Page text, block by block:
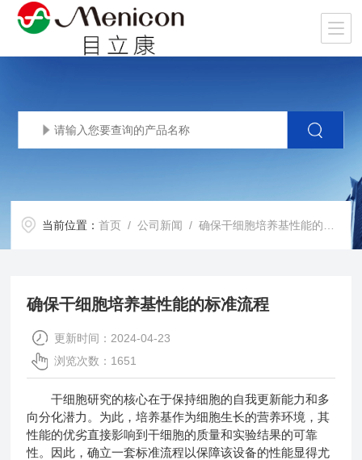
当前位置：首页 /公司新闻 / 确保干细胞培养基性能的标准流程
确保干细胞培养基性能的标准流程
更新时间：2024-04-23
浏览次数：1651
干细胞研究的核心在于保持细胞的自我更新能力和多
向分化潜力。为此，培养基作为细胞生长的营养环境，其
性能的优劣直接影响到干细胞的质量和实验结果的可靠
性。因此，确立一套标准流程以保障该设备的性能显得尤